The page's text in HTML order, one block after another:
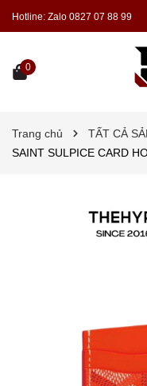
Hotline: Zalo 0827 07 88 99
0
Trang chủ TẤT CẢ
SAINT SULPICE CARD